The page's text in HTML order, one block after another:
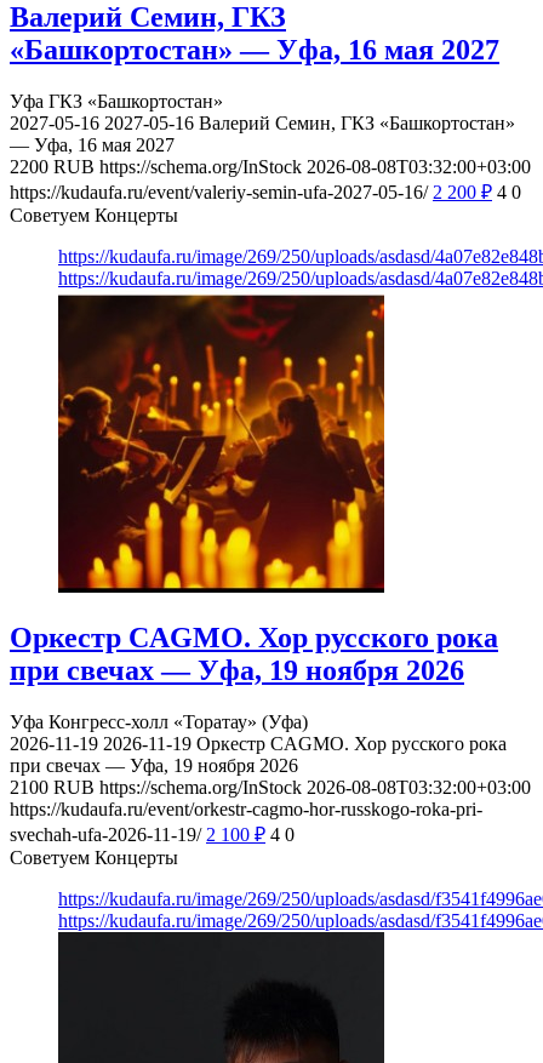
Валерий Семин, ГКЗ
«Башкортостан» — Уфа, 16 мая 2027
Уфа ГКЗ «Башкортостан»
2027-05-16 2027-05-16 Валерий Семин, ГКЗ «Башкортостан»
— Уфа, 16 мая 2027
2200 RUB https://schema.org/InStock 2026-08-08T03:32:00+03:00
https://kudaufa.ru/event/valeriy-semin-ufa-2027-05-16/ 2 200 ₽ 4 0
Советуем Концерты
https://kudaufa.ru/image/269/250/uploads/asdasd/
https://kudaufa.ru/image/269/250/uploads/asdasd/
Оркестр CAGMO. Хор русского рока
при свечах — Уфа, 19 ноября 2026
Уфа Конгресс-холл «Торатау» (Уфа)
2026-11-19 2026-11-19 Оркестр CAGMO. Хор русского рока
при свечах — Уфа, 19 ноября 2026
2100 RUB https://schema.org/InStock 2026-08-08T03:32:00+03:00
https://kudaufa.ru/event/orkestr-cagmo-hor-russkogo-roka-pri-
svechah-ufa-2026-11-19/ 2 100 ₽ 4 0
Советуем Концерты
https://kudaufa.ru/image/269/250/uploads/asdasd/
https://kudaufa.ru/image/269/250/uploads/asdasd/